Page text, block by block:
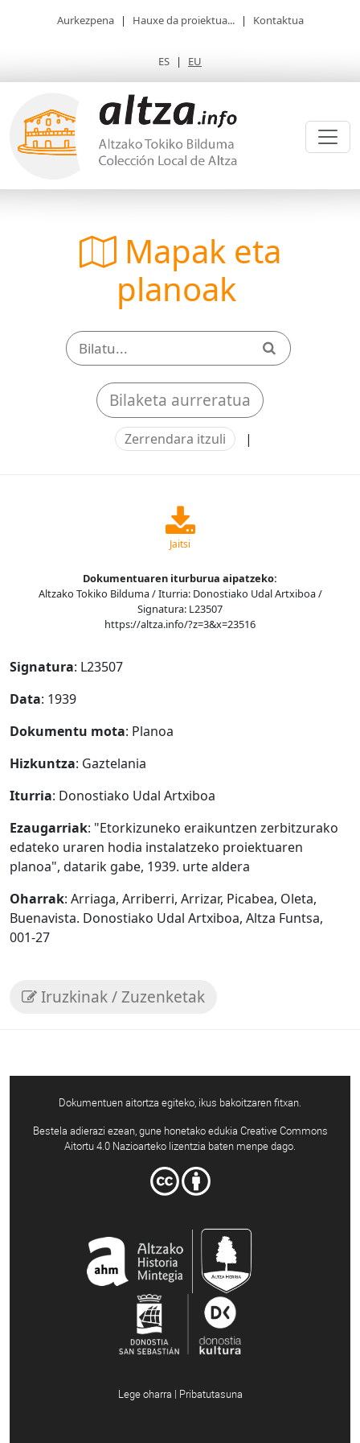
Aurkezpena | Hauxe da proiektua... | Kontaktua
ES | EU
Mapak eta
planoak
Bilaketa aurreratua
Zerrendara itzuli |
Jaitsi
Dokumentuaren iturburua aipatzeko:
Altzako Tokiko Bilduma / Iturria: Donostiako Udal Artxiboa /
Signatura: L23507
https://altza.info/?z=3&x=23516
Signatura: L23507
Data: 1939
Dokumentu mota: Planoa
Hizkuntza: Gaztelania
Iturria: Donostiako Udal Artxiboa
Ezaugarriak: "Etorkizuneko eraikuntzen zerbitzurako
edateko uraren hodia instalatzeko proiektuaren
planoa", datarik gabe, 1939. urte aldera
Oharrak: Arriaga, Arriberri, Arrizar, Picabea, Oleta,
Buenavista. Donostiako Udal Artxiboa, Altza Funtsa,
001-27
Iruzkinak / Zuzenketak
Dokumentuen aitortza egiteko, ikus bakoitzaren fitxan.
Bestela adierazi ezean, gune honetako edukia Creative Commons
Aitortu 4.0 Nazioarteko lizentzia baten menpe dago.
Lege oharra | Pribatutasuna